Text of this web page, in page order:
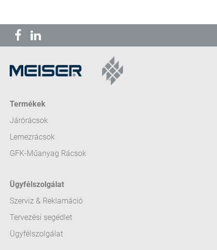
Termékek
Járórácsok
Lemezrácsok
GFK-Műanyag Rácsok
Ügyfélszolgálat
Szerviz & Reklamáció
Tervezési segédlet
Ügyfélszolgálat